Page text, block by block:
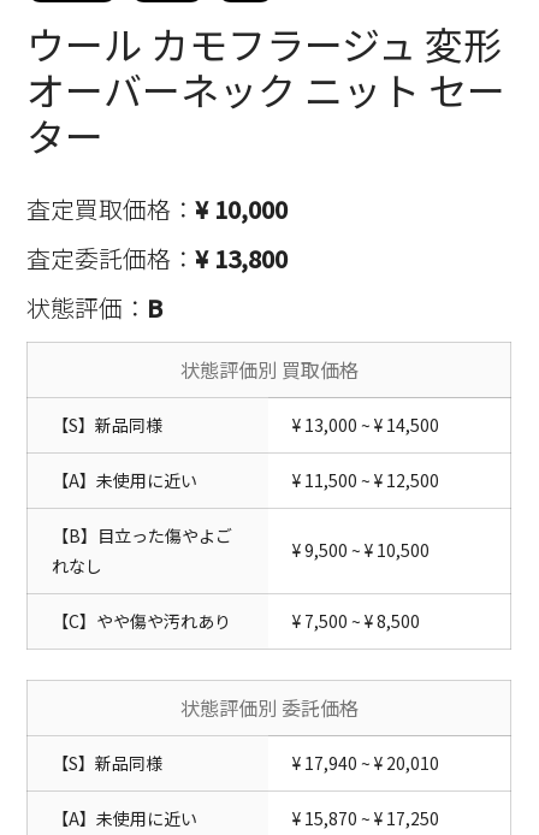
ウール カモフラージュ 変形
オーバーネック ニット セー
ター
査定買取価格：¥ 10,000
査定委託価格：¥ 13,800
状態評価： B
状態評価別 買取価格
【S】新品同様 ¥ 13,000 ~ ¥ 14,500
【A】未使用に近い ¥ 11,500 ~ ¥ 12,500
【B】目立った傷やよご
れなし
¥ 9,500 ~ ¥ 10,500
【C】やや傷や汚れあり ¥ 7,500 ~ ¥ 8,500
状態評価別 委託価格
【S】新品同様 ¥ 17,940 ~ ¥ 20,010
【A】未使用に近い ¥ 15,870 ~ ¥ 17,250